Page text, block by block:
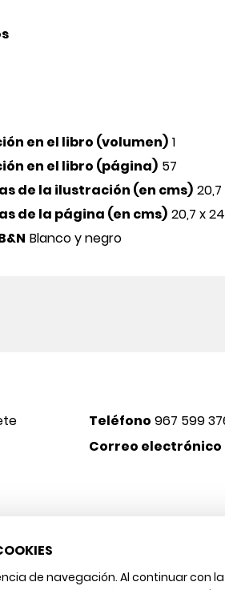
en el libro (volumen) 1
en el libro (página) 57
de la ilustración (en cms)
de la página (en cms) 20,7 x 24
Blanco y negro
Teléfono 967 599
Correo electrónico
de datos Política de cookies
de navegación. Al continuar con